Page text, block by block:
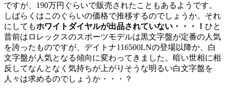
ですが、190万円ぐらいで販売されたこともあるようです。
しばらくはこのぐらいの価格で推移するのでしょうか。それ
にしてもホワイトダイヤルが出品されていない・・・！ ひと
昔前はロレックスのスポーツモデルは黒文字盤が定番の人気
を誇ったものですが、デイトナ116500LNの登場以降か、白
文字盤が人気となる傾向に変わってきました。暗い世相に相
反してなんとなく気持ちが上がりそうな明るい白文字盤を
人々は求めるのでしょうか・・・？